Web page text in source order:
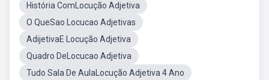
História ComLocução Adjetiva
O QueSao Locucao Adjetivas
AdijetivaE Locução Adjetiva
Quadro DeLocucao Adjetiva
Tudo Sala De AulaLocução Adjetiva 4 Ano